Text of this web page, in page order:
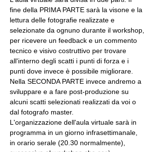
fine della PRIMA PARTE sarà la visone e la
lettura delle fotografie realizzate e
selezionate da ognuno durante il workshop,
per ricevere un feedback e un commento
tecnico e visivo costruttivo per trovare
all'interno degli scatti i punti di forza e i
punti dove invece è possibile migliorare.
Nella SECONDA PARTE invece andremo a
sviluppare e a fare post-produzione su
alcuni scatti selezionati realizzati da voi o
dal fotografo master.
L'organizzazione dell'aula virtuale sarà in
programma in un giorno infrasettimanale,
in orario serale (20.30 normalmente),